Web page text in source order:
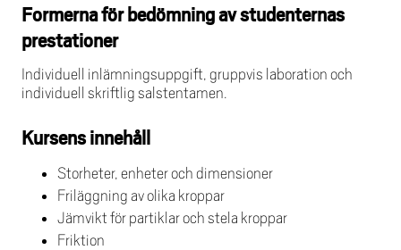
Formerna för bedömning av studenternas
prestationer
Individuell inlämningsuppgift, gruppvis laboration och
individuell skriftlig salstentamen.
Kursens innehåll
Storheter, enheter och dimensioner
Friläggning av olika kroppar
Jämvikt för partiklar och stela kroppar
Friktion